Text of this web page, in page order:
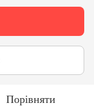
Порівняти